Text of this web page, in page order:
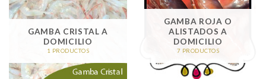
GAMBA CRISTAL A
DOMICILIO
1 PRODUCTOS
GAMBA ROJA O
ALISTADOS A
DOMICILIO
7 PRODUCTOS